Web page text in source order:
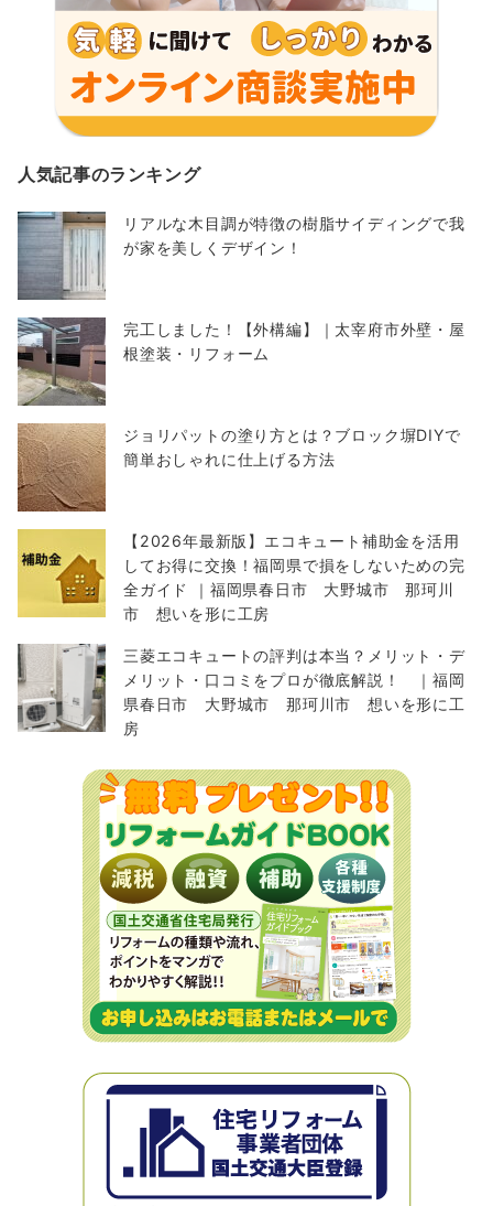
人気記事のランキング
リアルな木目調が特徴の樹脂サイディングで我
が家を美しくデザイン！
完工しました！【外構編】｜太宰府市外壁・屋
根塗装・リフォーム
ジョリパットの塗り方とは？ブロック塀DIYで
簡単おしゃれに仕上げる方法
【2026年最新版】エコキュート補助金を活用
してお得に交換！福岡県で損をしないための完
全ガイド ｜福岡県春日市 大野城市 那珂川
市 想いを形に工房
三菱エコキュートの評判は本当？メリット・デ
メリット・口コミをプロが徹底解説！ ｜福岡
県春日市 大野城市 那珂川市 想いを形に工
房